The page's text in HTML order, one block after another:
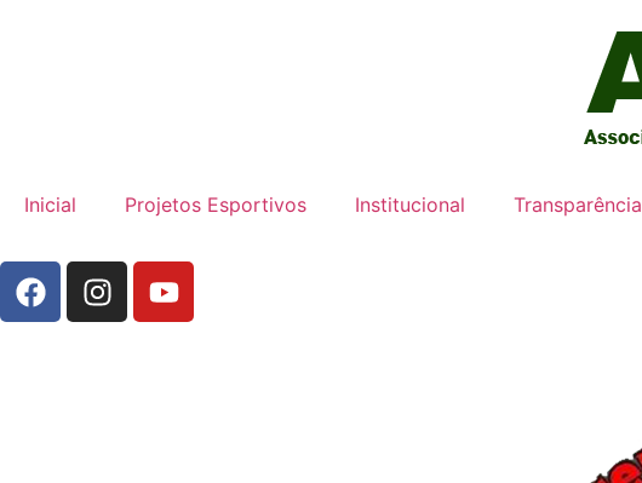
Inicial Projetos Esportivos Institucional Transparência